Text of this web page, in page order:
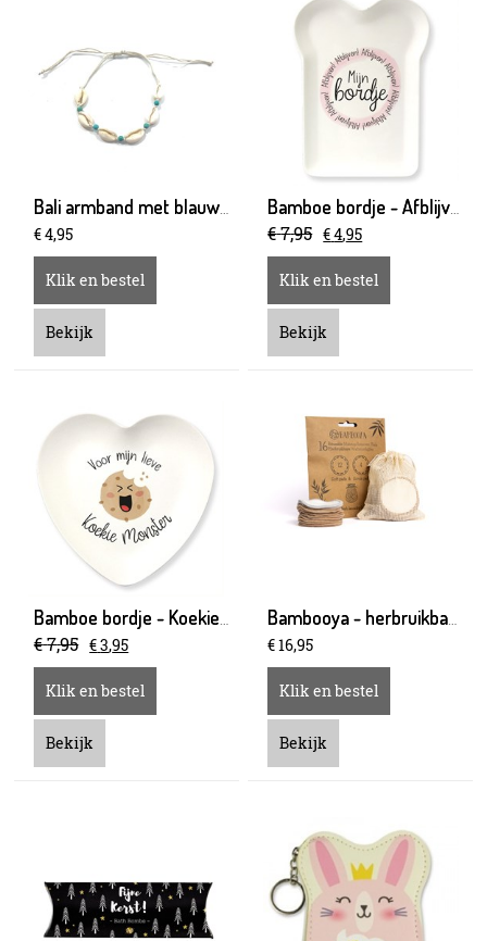
Bali armband met blauwe kraal
€4,95
Klik en bestel
Bekijk
Bamboe bordje - Afblijven
€7,95 €4,95
Klik en bestel
Bekijk
Bamboe bordje - Koekiemonster
€7,95 €3,95
Klik en bestel
Bekijk
Bambooya - herbruikbare wattenschijfjes
€16,95
Klik en bestel
Bekijk